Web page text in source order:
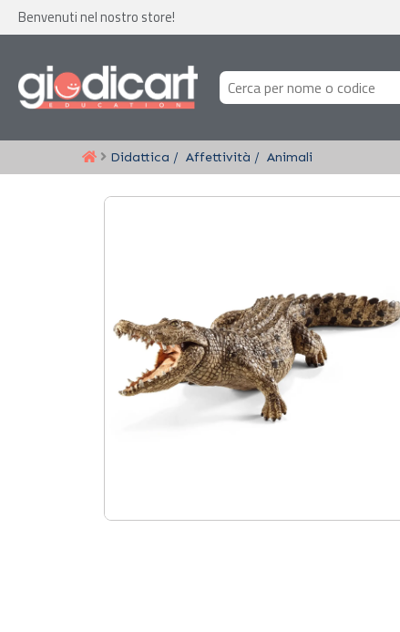
Benvenuti nel nostro store!
Didattica Affettività Animali